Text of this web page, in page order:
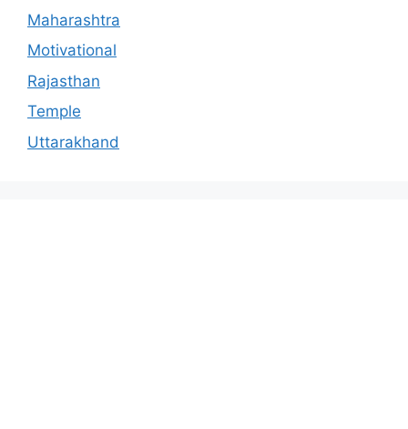
Maharashtra
Motivational
Rajasthan
Temple
Uttarakhand